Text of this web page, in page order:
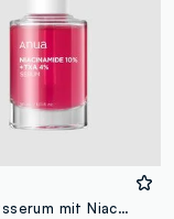
Gesichtsserum mit Niacinamid und TXA. Leichte Textur und schnelle Absorption - Koreanische Hautpflege